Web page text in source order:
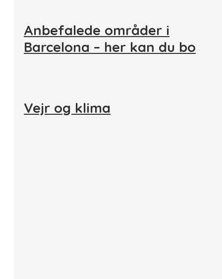
Anbefalede områder i
Barcelona – her kan du bo
Vejr og klima